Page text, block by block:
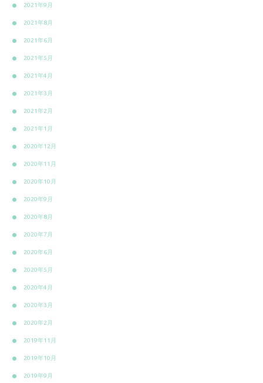
2021年9月
2021年8月
2021年6月
2021年5月
2021年4月
2021年3月
2021年2月
2021年1月
2020年12月
2020年11月
2020年10月
2020年9月
2020年8月
2020年7月
2020年6月
2020年5月
2020年4月
2020年3月
2020年2月
2019年11月
2019年10月
2019年9月